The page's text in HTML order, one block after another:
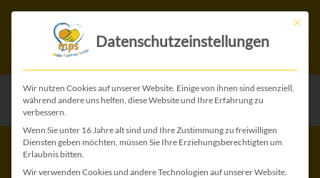
Therapiewoche 2022
Mit
Datenschutzeinstellungen
Wir nutzen Cookies auf unserer Website. Einige von ihnen sind essenziell,
während andere uns helfen, diese Website und Ihre Erfahrung zu
verbessern.
Wenn Sie unter 16 Jahre alt sind und Ihre Zustimmung zu freiwilligen
Diensten geben möchten, müssen Sie Ihre Erziehungsberechtigten um
Erlaubnis bitten.
Wir verwenden Cookies und andere Technologien auf unserer Website.